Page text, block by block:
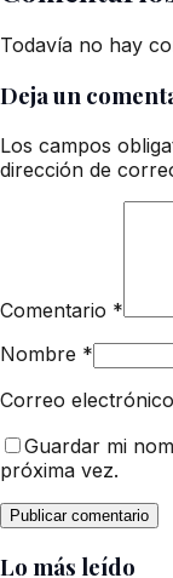
Todavía no hay
Deja un
Los campos
dirección de
Comentario *
Nombre *
Correo electrónico
Guardar mi
próxima vez.
Lo más leído